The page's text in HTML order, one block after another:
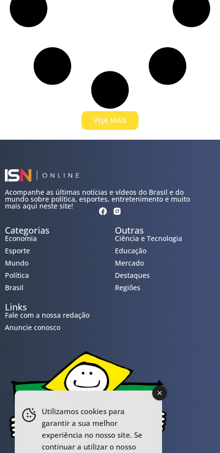
VEJA MAIS
Acompanhe as últimas notícias e vídeos do Brasil e do
mundo sobre política, esportes, entretenimento e muito
mais aqui neste site!
Categorias
Economia
Esporte
Mundo
Política
Brasil
Outras
Ciência e Tecnologia
Educação
Mercado
Destaques
Regiões
Links
Fale com a nossa redação
Anuncie conosco
Utilizamos cookies para
garantir a sua melhor
experiência no nosso site. Se
continuar a utilizar o nosso